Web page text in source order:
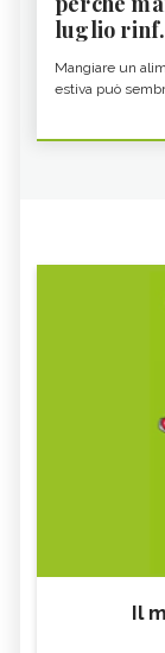
luglio
Mangiare un
estiva può
Il